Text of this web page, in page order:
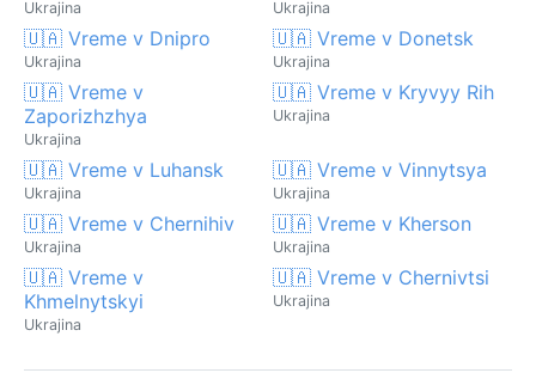
Ukrajina Ukrajina
🇺🇦 Vreme v Dnipro
Ukrajina
🇺🇦 Vreme v Donetsk
Ukrajina
🇺🇦 Vreme v
Zaporizhzhya
Ukrajina
🇺🇦 Vreme v Kryvyy Rih
Ukrajina
🇺🇦 Vreme v Luhansk
Ukrajina
🇺🇦 Vreme v Vinnytsya
Ukrajina
🇺🇦 Vreme v Chernihiv
Ukrajina
🇺🇦 Vreme v Kherson
Ukrajina
🇺🇦 Vreme v
Khmelnytskyi
Ukrajina
🇺🇦 Vreme v Chernivtsi
Ukrajina